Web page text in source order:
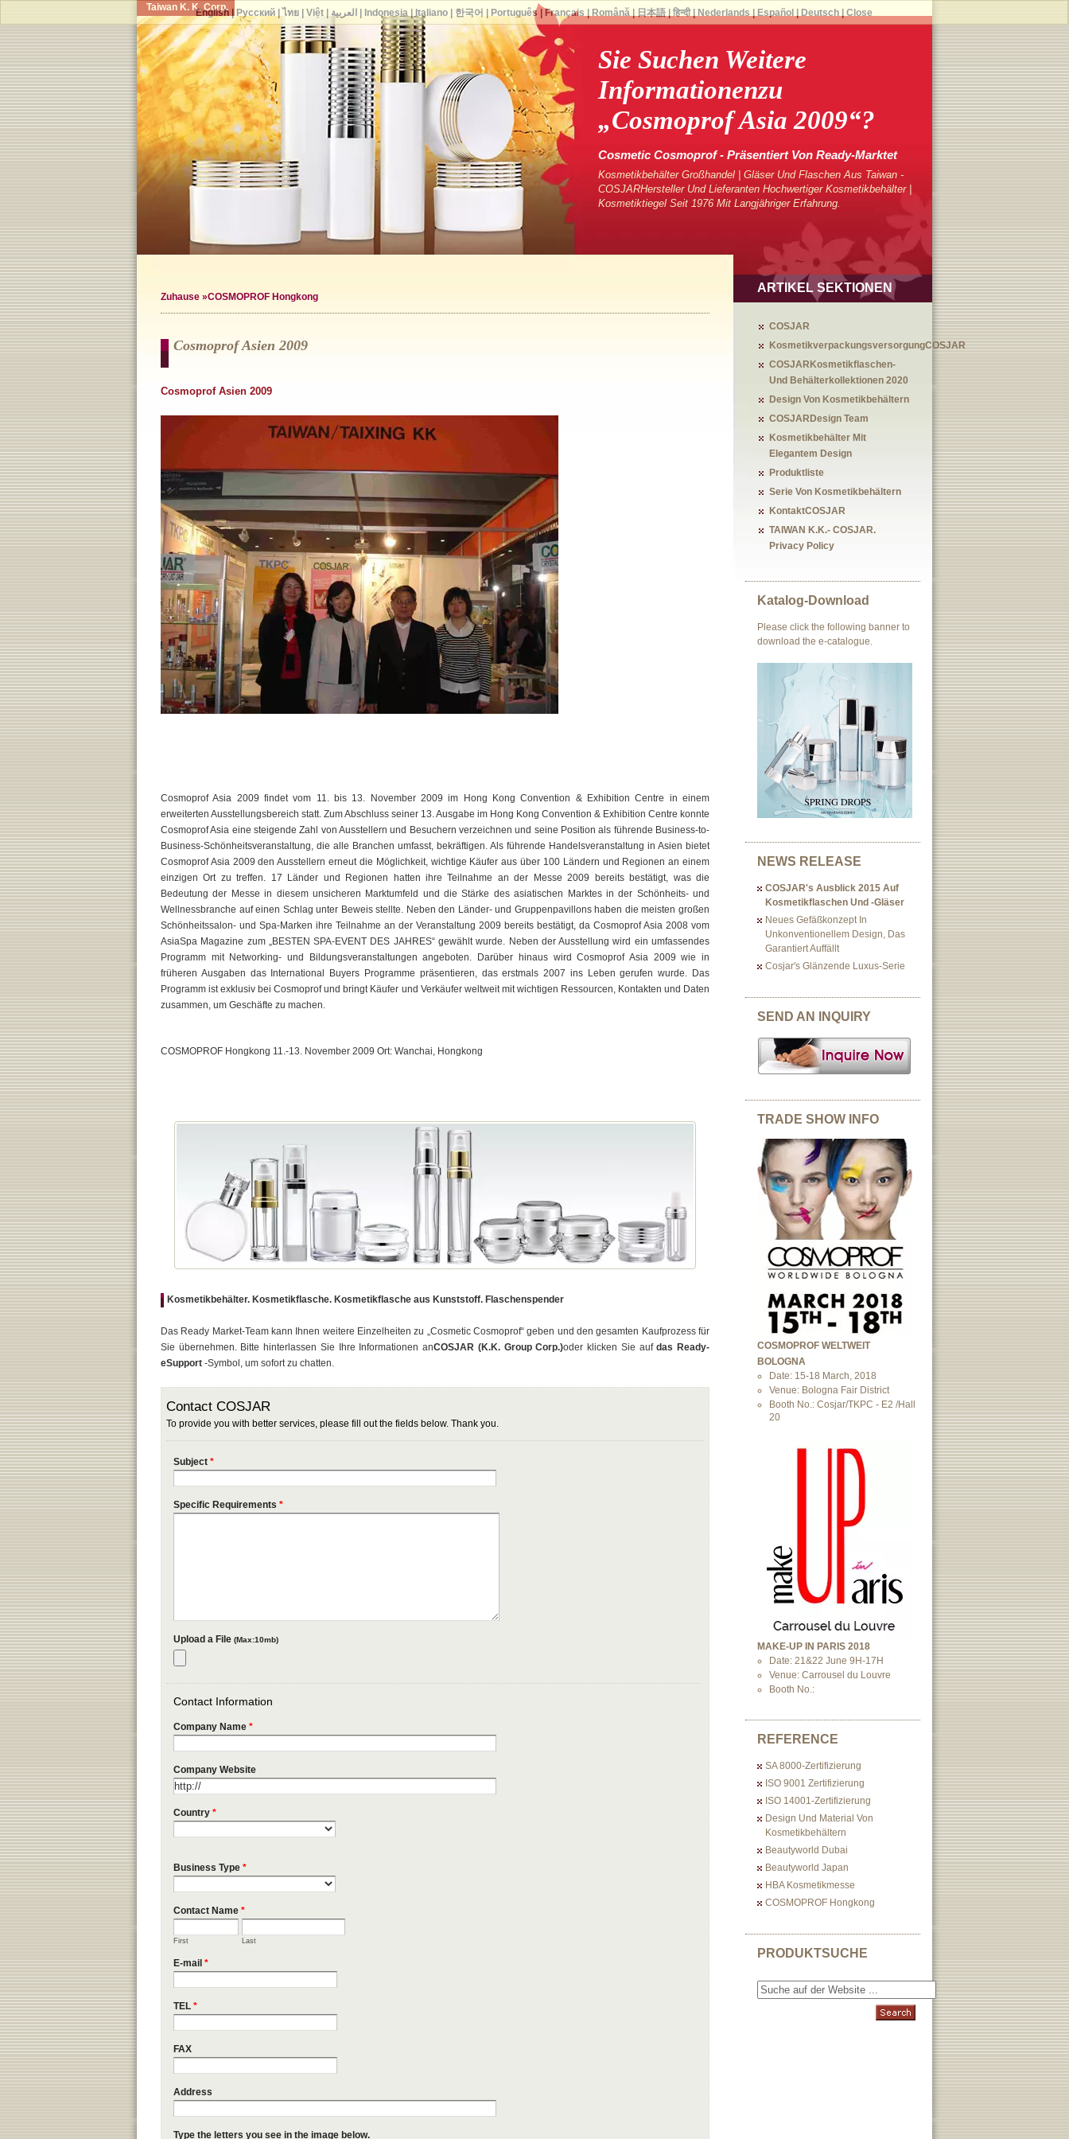
Taiwan K. K. Corp.
Sie Suchen Weitere
Informationenzu
„Cosmoprof Asia 2009“?
Cosmetic Cosmoprof - Präsentiert Von Ready-Marktet
Kosmetikbehälter Großhandel | Gläser Und Flaschen Aus Taiwan -
COSJARHersteller Und Lieferanten Hochwertiger Kosmetikbehälter |
Kosmetiktiegel Seit 1976 Mit Langjähriger Erfahrung.
Zuhause »COSMOPROF Hongkong
Cosmoprof Asien 2009
Cosmoprof Asien 2009
Cosmoprof Asia 2009 findet vom 11. bis 13. November 2009 im Hong Kong Convention & Exhibition Centre in einem
erweiterten Ausstellungsbereich statt. Zum Abschluss seiner 13. Ausgabe im Hong Kong Convention & Exhibition Centre konnte
Cosmoprof Asia eine steigende Zahl von Ausstellern und Besuchern verzeichnen und seine Position als führende Business-to-
Business-Schönheitsveranstaltung, die alle Branchen umfasst, bekräftigen. Als führende Handelsveranstaltung in Asien bietet
Cosmoprof Asia 2009 den Ausstellern erneut die Möglichkeit, wichtige Käufer aus über 100 Ländern und Regionen an einem
einzigen Ort zu treffen. 17 Länder und Regionen hatten ihre Teilnahme an der Messe 2009 bereits bestätigt, was die
Bedeutung der Messe in diesem unsicheren Marktumfeld und die Stärke des asiatischen Marktes in der Schönheits- und
Wellnessbranche auf einen Schlag unter Beweis stellte. Neben den Länder- und Gruppenpavillons haben die meisten großen
Schönheitssalon- und Spa-Marken ihre Teilnahme an der Veranstaltung 2009 bereits bestätigt, da Cosmoprof Asia 2008 vom
AsiaSpa Magazine zum „BESTEN SPA-EVENT DES JAHRES“ gewählt wurde. Neben der Ausstellung wird ein umfassendes
Programm mit Networking- und Bildungsveranstaltungen angeboten. Darüber hinaus wird Cosmoprof Asia 2009 wie in
früheren Ausgaben das International Buyers Programme präsentieren, das erstmals 2007 ins Leben gerufen wurde. Das
Programm ist exklusiv bei Cosmoprof und bringt Käufer und Verkäufer weltweit mit wichtigen Ressourcen, Kontakten und Daten
zusammen, um Geschäfte zu machen.
COSMOPROF Hongkong 11.-13. November 2009 Ort: Wanchai, Hongkong
Kosmetikbehälter. Kosmetikflasche. Kosmetikflasche aus Kunststoff. Flaschenspender
Das Ready Market-Team kann Ihnen weitere Einzelheiten zu „Cosmetic Cosmoprof“ geben und den gesamten Kaufprozess für
Sie übernehmen. Bitte hinterlassen Sie Ihre Informationen anCOSJAR (K.K. Group Corp.)oder klicken Sie aufdas Ready-
eSupport -Symbol, um sofort zu chatten.
ARTIKEL SEKTIONEN
COSJAR
KosmetikverpackungsversorgungCOSJAR
COSJARKosmetikflaschen-
Und Behälterkollektionen 2020
Design Von Kosmetikbehältern
COSJARDesign Team
Kosmetikbehälter Mit
Elegantem Design
Produktliste
Serie Von Kosmetikbehältern
KontaktCOSJAR
TAIWAN K.K.- COSJAR.
Privacy Policy
Katalog-Download
Please click the following banner to
download the e-catalogue.
NEWS RELEASE
COSJAR's Ausblick 2015 Auf
Kosmetikflaschen Und -gläser
Neues Gefäßkonzept In
Unkonventionellem Design, Das
Garantiert Auffällt
Cosjar's Glänzende Luxus-Serie
SEND AN INQUIRY
TRADE SHOW INFO
COSMOPROF WELTWEIT
BOLOGNA
Date: 15-18 March, 2018
Venue: Bologna Fair District
Booth No.: Cosjar/TKPC - E2 /Hall
20
MAKE-UP IN PARIS 2018
Date: 21&22 June 9H-17H
Venue: Carrousel du Louvre
Booth No.:
REFERENCE
SA 8000-Zertifizierung
ISO 9001 Zertifizierung
ISO 14001-Zertifizierung
Design Und Material Von
Kosmetikbehältern
Beautyworld Dubai
Beautyworld Japan
HBA Kosmetikmesse
COSMOPROF Hongkong
PRODUKTSUCHE
English| Русский| ไทย| Việt| العربية Indonesia| Italiano| 한국어 Português Français Română| 日本語| हिन्दी| Nederlands Español Deutsch| Close